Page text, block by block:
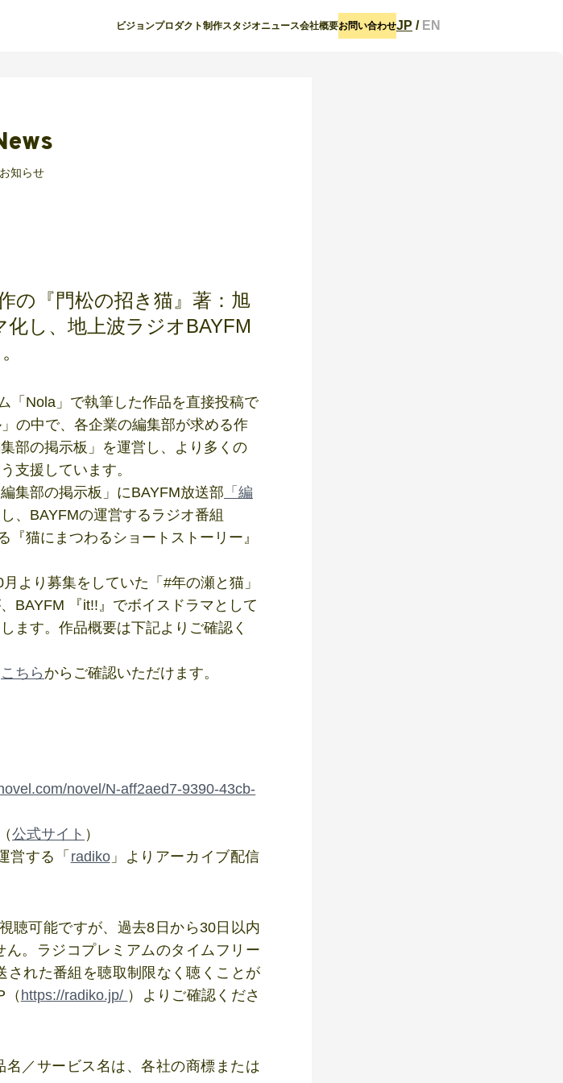
ビジョンプロダクト制作スタジオニュース会社概要お問い合わせJP / EN
お知らせ
の『門松の招き猫』著：旭
し、地上波ラジオBAYFM
「Nola」で執筆した作品を直接投稿で
の中で、各企業の編集部が求める作
部の掲示板」を運営し、より多くの
支援しています。
集部の掲示板」にBAYFM放送部 「編
、BAYFMの運営するラジオ番組
『猫にまつわるショートストーリー』
より募集をしていた「#年の瀬と猫」
BAYFM 『it!!』でボイスドラマとして
ます。作品概要は下記よりご確認く
こちらからご確認いただけます。
novel/N-aff2aed7-9390-43cb-
公式サイト ）
する「 radiko」よりアーカイブ配信
聴可能ですが、過去8日から30日以内
。ラジコプレミアムのタイムフリー
された番組を聴取制限なく聴くことが
（ https://radiko.jp/ ）よりご確認くださ
／サービス名は、各社の商標または